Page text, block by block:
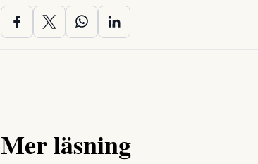
Mer läsning